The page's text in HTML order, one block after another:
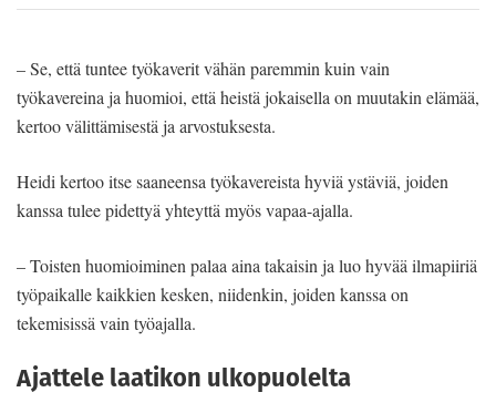
– Se, että tuntee työkaverit vähän paremmin kuin vain
työkavereina ja huomioi, että heistä jokaisella on muutakin elämää,
kertoo välittämisestä ja arvostuksesta.
Heidi kertoo itse saaneensa työkavereista hyviä ystäviä, joiden
kanssa tulee pidettyä yhteyttä myös vapaa-ajalla.
– Toisten huomioiminen palaa aina takaisin ja luo hyvää ilmapiiriä
työpaikalle kaikkien kesken, niidenkin, joiden kanssa on
tekemisissä vain työajalla.
Ajattele laatikon ulkopuolelta